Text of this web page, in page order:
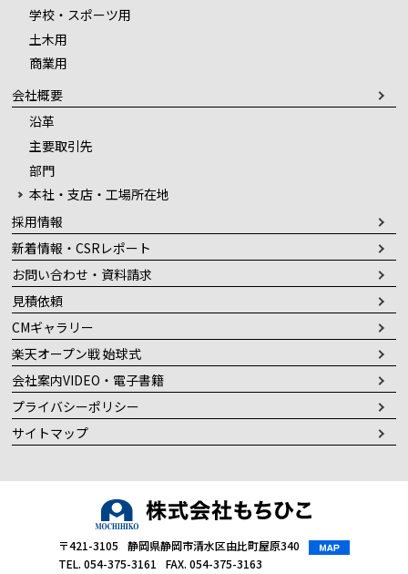
学校・スポーツ用
土木用
商業用
会社概要
沿革
主要取引先
部門
本社・支店・工場所在地
採用情報
新着情報・CSRレポート
お問い合わせ・資料請求
見積依頼
CMギャラリー
楽天オープン戦 始球式
会社案内VIDEO・電子書籍
プライバシーポリシー
サイトマップ
〒421-3105
静岡県静岡市清水区由比町屋原340
TEL. 054-375-3161
FAX. 054-375-3163